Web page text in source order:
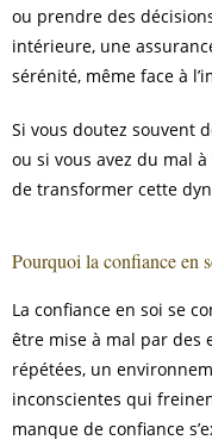
ou prendre des
intérieure, une
sérénité, même face à
Si vous doutez souvent
ou si vous avez du mal
de transformer cette
Pourquoi la confiance en
La confiance en soi se
être mise à mal par des
répétées, un
inconscientes qui
manque de confiance